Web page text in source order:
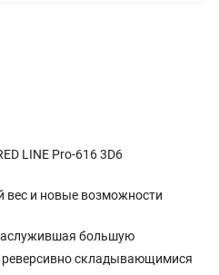
LINE Pro-616 3D6
и новые возможности
большую
реверсивно складывающимися